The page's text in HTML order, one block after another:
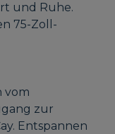
und Ruhe.
75-Zoll-
vom
zur
Entspannen